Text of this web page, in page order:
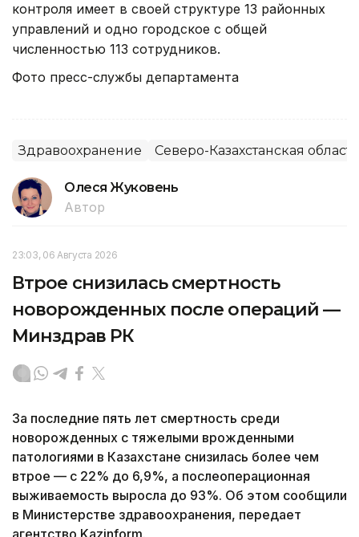
контроля имеет в своей структуре 13 районных
управлений и одно городское с общей
численностью 113 сотрудников.
Фото пресс-службы департамента
Здравоохранение Северо-Казахстанская область
Олеся Жуковень
Автор
23:03, 06 Августа 2026
Втрое снизилась смертность
новорожденных после операций —
Минздрав РК
За последние пять лет смертность среди
новорожденных с тяжелыми врожденными
патологиями в Казахстане снизилась более чем
втрое — с 22% до 6,9%, а послеоперационная
выживаемость выросла до 93%. Об этом сообщили
в Министерстве здравоохранения, передает